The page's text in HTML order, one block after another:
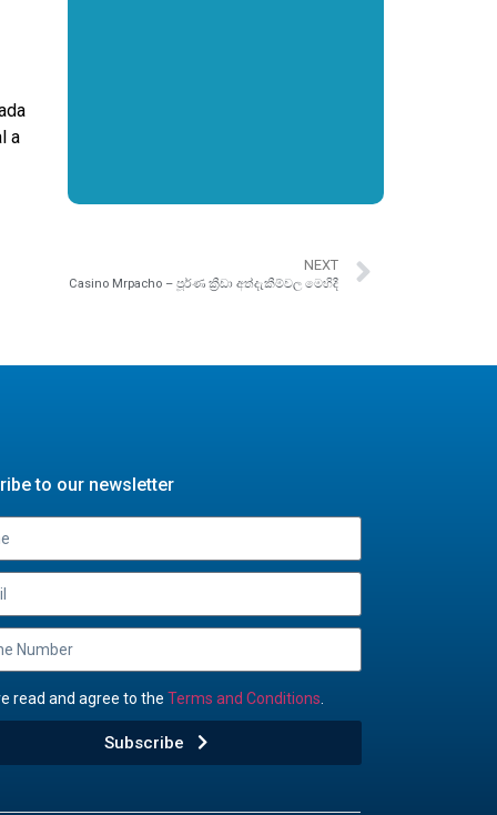
a
NEXT
Casino Mrpacho – පූර්ණ ක්‍රීඩා අත්දැකීම්වල මෙහිදී
to our newsletter
read and agree to the Terms and Conditions
Subscribe